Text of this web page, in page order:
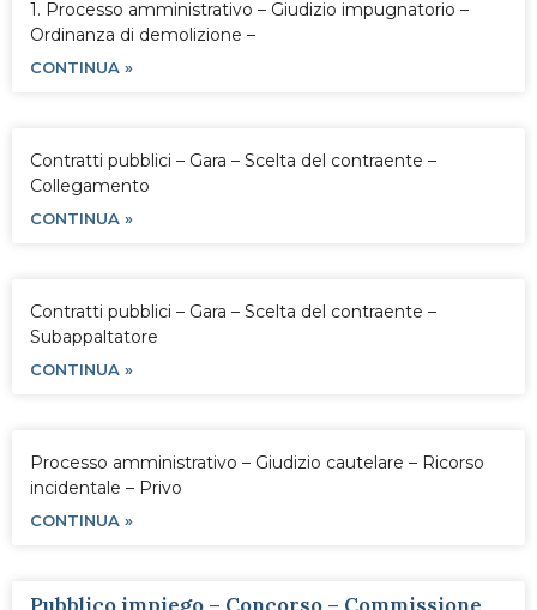
1. Processo amministrativo – Giudizio impugnatorio –
Ordinanza di demolizione –
CONTINUA »
Contratti pubblici – Gara – Scelta del contraente –
Collegamento
CONTINUA »
Contratti pubblici – Gara – Scelta del contraente –
Subappaltatore
CONTINUA »
Processo amministrativo – Giudizio cautelare – Ricorso
incidentale – Privo
CONTINUA »